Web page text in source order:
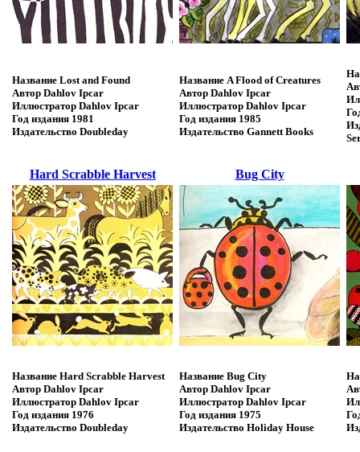
Название Lost and Found
Автор Dahlov Ipcar
Иллюстратор Dahlov Ipcar
Год издания 1981
Издательство Doubleday
Название A Flood of Creatures
Автор Dahlov Ipcar
Иллюстратор Dahlov Ipcar
Год издания 1985
Издательство Gannett Books
Hard Scrabble Harvest Bug City
Название Hard Scrabble Harvest
Автор Dahlov Ipcar
Иллюстратор Dahlov Ipcar
Год издания 1976
Издательство Doubleday
Название Bug City
Автор Dahlov Ipcar
Иллюстратор Dahlov Ipcar
Год издания 1975
Издательство Holiday House